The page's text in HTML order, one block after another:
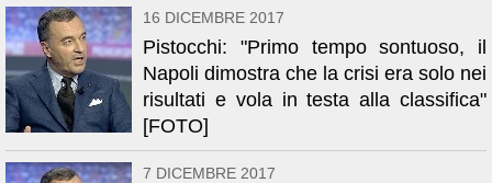
16 DICEMBRE 2017
Pistocchi: "Primo tempo sontuoso, il
Napoli dimostra che la crisi era solo nei
risultati e vola in testa alla classifica"
[FOTO]
7 DICEMBRE 2017